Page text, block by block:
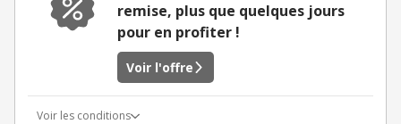
remise, plus que quelques jours
pour en profiter !
Voir l'offre
Voir les conditions